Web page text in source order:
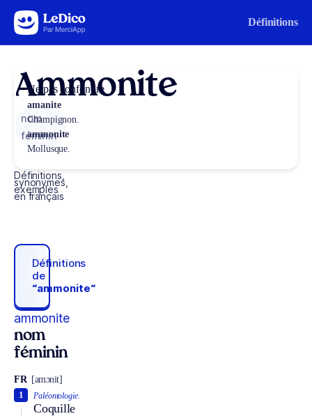
Aller au contenu Définitions
Ammonite
nom
féminin
Définitions,
synonymes,
exemples
en français
Définitions
de
“ammonite“
ammonite
nom
féminin
FR [amɔnit]
Paléontologie.
Coquille
1
Ne pas confondre
amanite
Champignon.
ammonite
Mollusque.